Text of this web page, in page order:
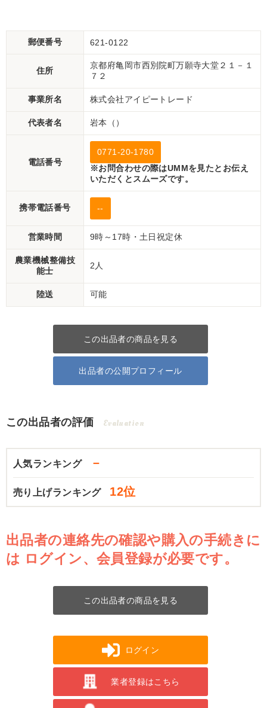
郵便番号 621-0122
住所
京都府亀岡市西別院町万願寺大堂２１－１
７２
事業所名 株式会社アイピートレード
代表者名 岩本（）
電話番号
0771-20-1780
※お問合わせの際はUMMを見たとお伝え
いただくとスムーズです。
携帯電話番号 --
営業時間 9時～17時・土日祝定休
農業機械整備技
能士
2人
陸送 可能
この出品者の商品を見る
出品者の公開プロフィール
この出品者の評価 Evaluation
人気ランキング －
売り上げランキング 12位
出品者の連絡先の確認や購入の手続きに
は ログイン、会員登録が必要です。
この出品者の商品を見る
ログイン
業者登録はこちら